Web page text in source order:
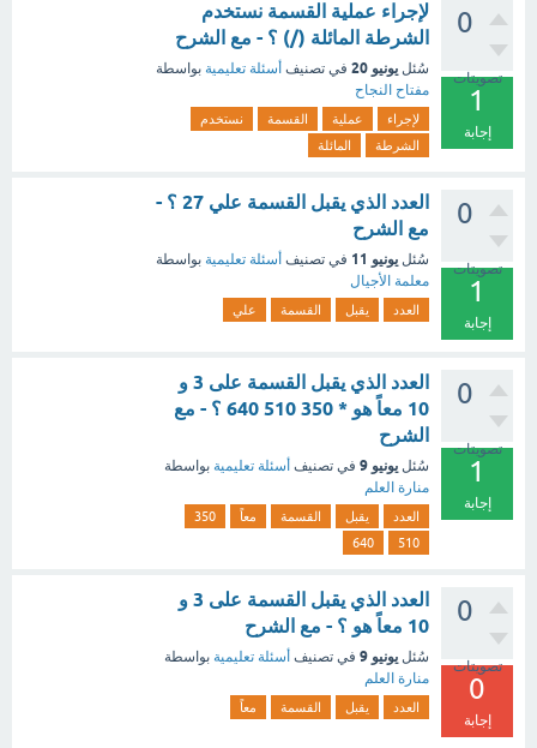
0
تصويتات
1
إجابة
لإجراء عملية القسمة نستخدم
الشرطة المائلة (/) ؟ - مع الشرح
سُئل يونيو 20 في تصنيف أسئلة تعليمية بواسطة
مفتاح النجاح
لإجراء عملية القسمة
نستخدم
الشرطة
المائلة
0
تصويتات
1
إجابة
العدد الذي يقبل القسمة علي 27 ؟ -
مع الشرح
سُئل يونيو 11 في تصنيف أسئلة تعليمية بواسطة
معلمة الأجيال
العدد يقبل القسمة علي
0
تصويتات
1
إجابة
العدد الذي يقبل القسمة على 3 و
10 معاً هو * 350 510 640 ؟ - مع
الشرح
سُئل يونيو 9 في تصنيف أسئلة تعليمية بواسطة
منارة العلم
العدد يقبل القسمة معاً
350
510
640
0
تصويتات
0
إجابة
العدد الذي يقبل القسمة على 3 و
10 معاً هو ؟ - مع الشرح
سُئل يونيو 9 في تصنيف أسئلة تعليمية بواسطة
منارة العلم
العدد يقبل القسمة معاً